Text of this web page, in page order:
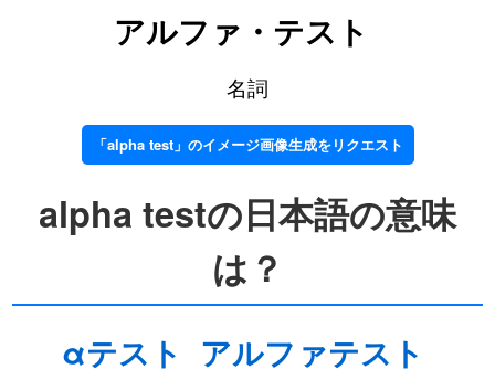
アルファ・テスト
名詞
「alpha test」のイメージ画像生成をリクエスト
alpha testの日本語の意味
は？
αテスト アルファテスト